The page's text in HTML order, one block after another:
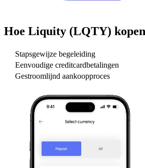
Hoe Liquity (LQTY) kopen
Stapsgewijze begeleiding
Eenvoudige creditcardbetalingen
Gestroomlijnd aankoopproces